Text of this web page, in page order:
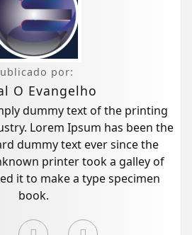
por:
O Evangelho
dummy text of the printing
Lorem Ipsum has been the
dummy text ever since the
printer took a galley of
it to make a type specimen
book.